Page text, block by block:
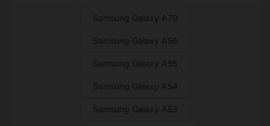
Samsung Galaxy A70
Samsung Galaxy A56
Samsung Galaxy A55
Samsung Galaxy A54
Samsung Galaxy A53